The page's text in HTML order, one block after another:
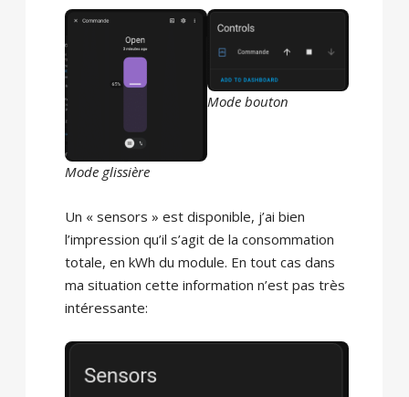
Mode glissière
Mode bouton
Un « sensors » est disponible, j’ai bien
l’impression qu’il s’agit de la consommation
totale, en kWh du module. En tout cas dans
ma situation cette information n’est pas très
intéressante: